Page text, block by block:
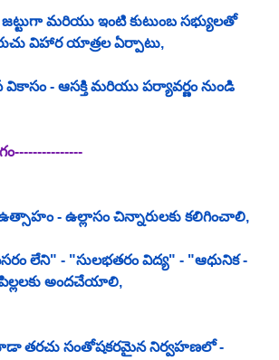
జట్టుగా మరియు ఇంటి కుటుంబ సభ్యులతో
విహార యాత్రల ఏర్పాటు,
వికాసం - ఆసక్తి మరియు పర్యావర్ణం నుండి
- ఉల్లాసం చిన్నారులకు కలిగించాలి,
లేని" - "సులభతరం విద్య" - "ఆధునిక -
అందచేయాలి,
తరచు సంతోషకరమైన నిర్వహణలో -